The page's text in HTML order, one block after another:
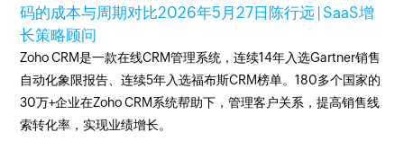
码的成本与周期对比2026年5月27日 陈行远 | SaaS增
长策略顾问
Zoho CRM是一款在线CRM管理系统，连续14年入选Gartner销售
自动化象限报告、连续5年入选福布斯CRM榜单。180多个国家的
30万+企业在Zoho CRM系统帮助下，管理客户关系，提高销售线
索转化率，实现业绩增长。